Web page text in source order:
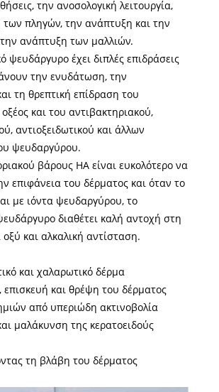
την ανοσολογική λειτουργία,
πληγών, την ανάπτυξη και την
ανάπτυξη των μαλλιών.
ψευδάργυρο έχει διπλές επιδράσεις
την ενυδάτωση, την
τη θρεπτική επίδραση του
και του αντιβακτηριακού,
αντιοξειδωτικού και άλλων
ψευδαργύρου.
βάρους ΗΑ είναι ευκολότερο να
επιφάνεια του δέρματος και όταν το
με ιόντα ψευδαργύρου, το
διαθέτει καλή αντοχή στη
και αλκαλική αντίσταση.
και χαλαρωτικό δέρμα
και θρέψη του δέρματος
από υπεριώδη ακτινοβολία
μαλάκυνση της κερατοειδούς
τη βλάβη του δέρματος